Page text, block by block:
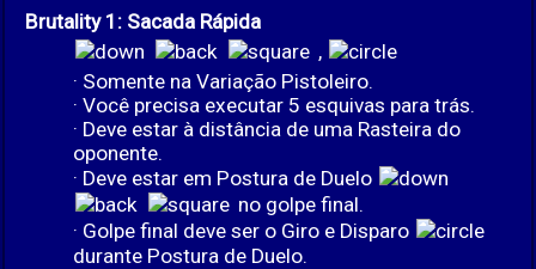
Brutality 1: Sacada Rápida
,
· Somente na Variação Pistoleiro.
· Você precisa executar 5 esquivas para trás.
· Deve estar à distância de uma Rasteira do
oponente.
· Deve estar em Postura de Duelo
no golpe final.
· Golpe final deve ser o Giro e Disparo
durante Postura de Duelo.